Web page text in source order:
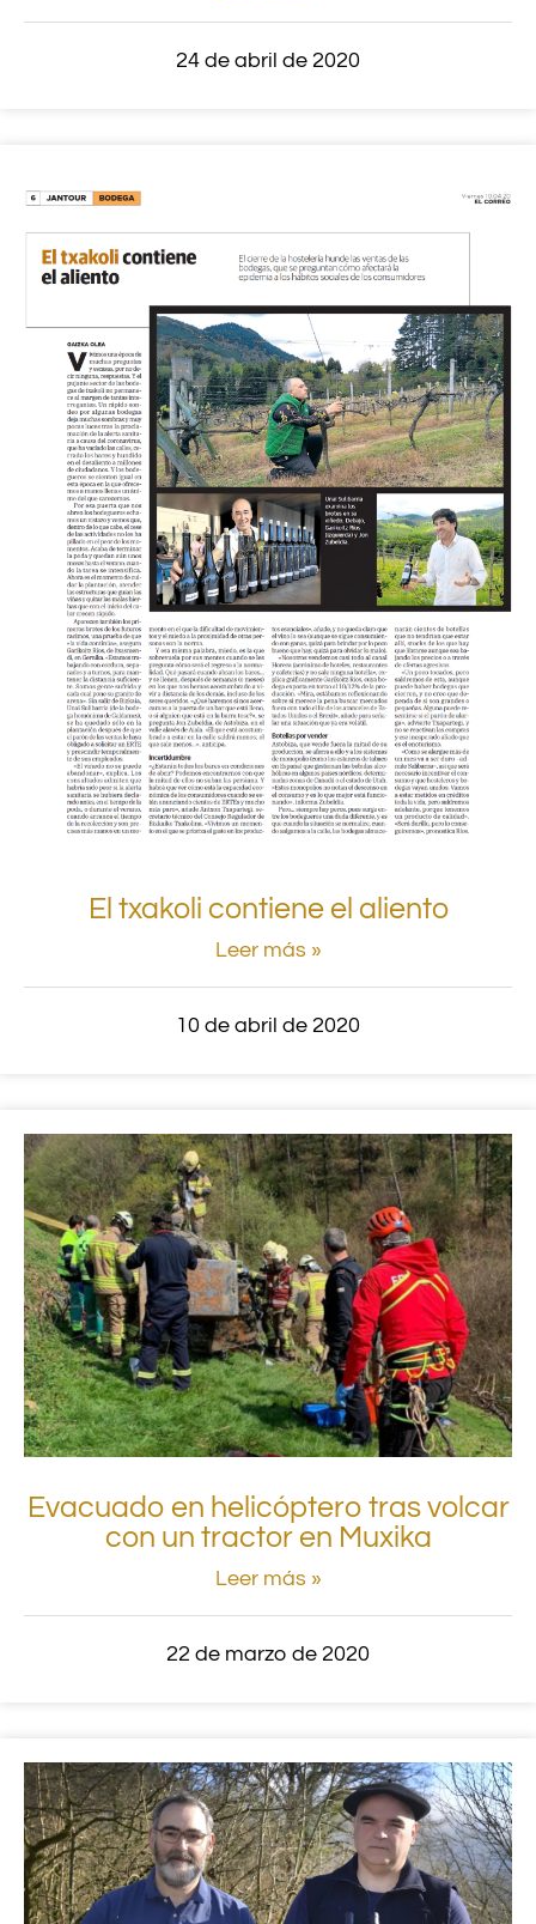
24 de abril de 2020
El txakoli contiene el aliento
Leer más »
10 de abril de 2020
Evacuado en helicóptero tras volcar
con un tractor en Muxika
Leer más »
22 de marzo de 2020